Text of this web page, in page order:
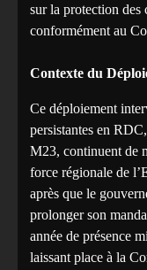
sur la protection des
conformément au
Contexte du
Ce déploiement
persistantes en
M23, continuent de
force régionale de
après que le
prolonger son
année de présence
laissant place à la